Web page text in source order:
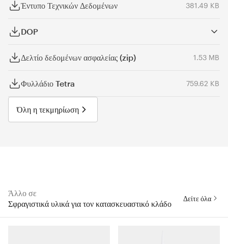
Έντυπο Τεχνικών Δεδομένων 381.49 KB
DOP
Δελτίο δεδομένων ασφαλείας (zip) 1.53 MB
Φυλλάδιο Tetra 759.62 KB
Όλη η τεκμηρίωση
Άλλο σε
Σφραγιστικά υλικά για τον κατασκευαστικό κλάδο
Δείτε όλα